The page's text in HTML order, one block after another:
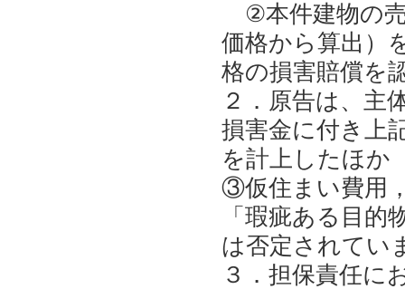
②本件建物の売
価格から算出）
格の損害賠償を
２．原告は、主
損害金に付き上
を計上したほか
③仮住まい費用
「瑕疵ある目
は否定されてい
３．担保責任に